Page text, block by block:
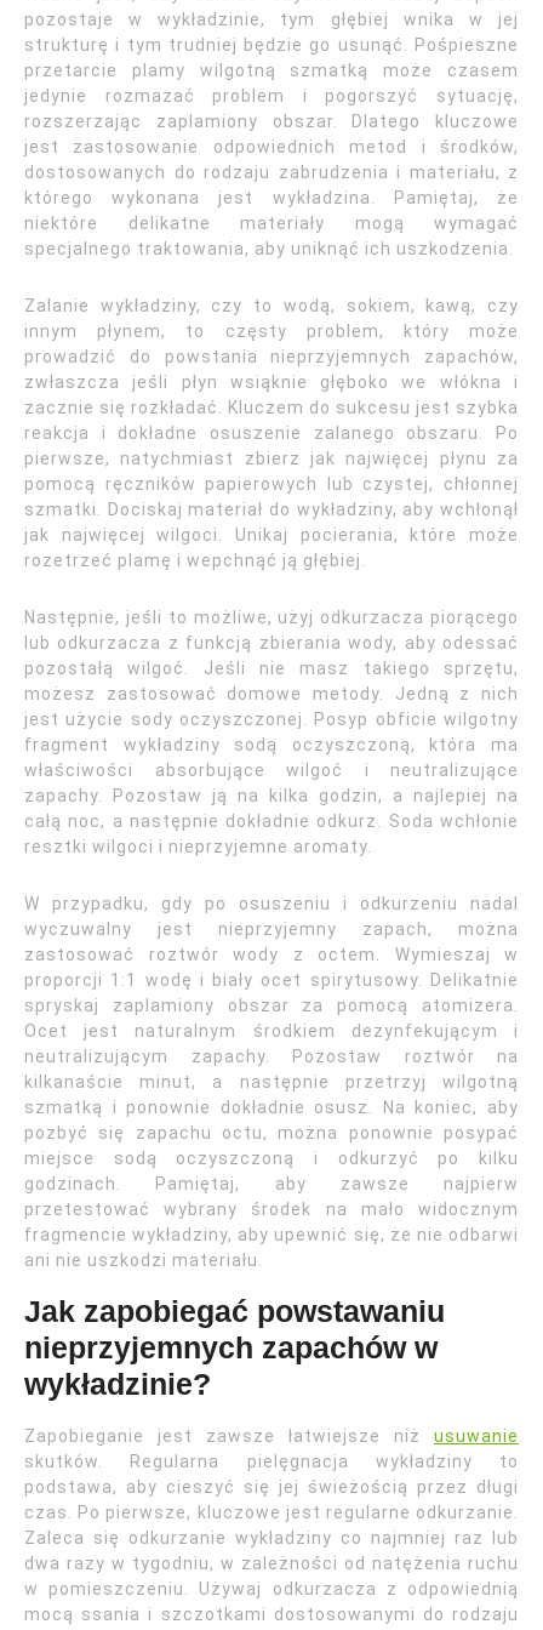
pozostaje w wykładzinie, tym głębiej wnika w jej
strukturę i tym trudniej będzie go usunąć. Pośpieszne
przetarcie plamy wilgotną szmatką może czasem
jedynie rozmazać problem i pogorszyć sytuację,
rozszerzając zaplamiony obszar. Dlatego kluczowe
jest zastosowanie odpowiednich metod i środków,
dostosowanych do rodzaju zabrudzenia i materiału, z
którego wykonana jest wykładzina. Pamiętaj, że
niektóre delikatne materiały mogą wymagać
specjalnego traktowania, aby uniknąć ich uszkodzenia.
Zalanie wykładziny, czy to wodą, sokiem, kawą, czy
innym płynem, to częsty problem, który może
prowadzić do powstania nieprzyjemnych zapachów,
zwłaszcza jeśli płyn wsiąknie głęboko we włókna i
zacznie się rozkładać. Kluczem do sukcesu jest szybka
reakcja i dokładne osuszenie zalanego obszaru. Po
pierwsze, natychmiast zbierz jak najwięcej płynu za
pomocą ręczników papierowych lub czystej, chłonnej
szmatki. Dociskaj materiał do wykładziny, aby wchłonął
jak najwięcej wilgoci. Unikaj pocierania, które może
rozetrzeć plamę i wepchnąć ją głębiej.
Następnie, jeśli to możliwe, użyj odkurzacza piorącego
lub odkurzacza z funkcją zbierania wody, aby odessać
pozostałą wilgoć. Jeśli nie masz takiego sprzętu,
możesz zastosować domowe metody. Jedną z nich
jest użycie sody oczyszczonej. Posyp obficie wilgotny
fragment wykładziny sodą oczyszczoną, która ma
właściwości absorbujące wilgoć i neutralizujące
zapachy. Pozostaw ją na kilka godzin, a najlepiej na
całą noc, a następnie dokładnie odkurz. Soda wchłonie
resztki wilgoci i nieprzyjemne aromaty.
W przypadku, gdy po osuszeniu i odkurzeniu nadal
wyczuwalny jest nieprzyjemny zapach, można
zastosować roztwór wody z octem. Wymieszaj w
proporcji 1:1 wodę i biały ocet spirytusowy. Delikatnie
spryskaj zaplamiony obszar za pomocą atomizera.
Ocet jest naturalnym środkiem dezynfekującym i
neutralizującym zapachy. Pozostaw roztwór na
kilkanaście minut, a następnie przetrzyj wilgotną
szmatką i ponownie dokładnie osusz. Na koniec, aby
pozbyć się zapachu octu, można ponownie posypać
miejsce sodą oczyszczoną i odkurzyć po kilku
godzinach. Pamiętaj, aby zawsze najpierw
przetestować wybrany środek na mało widocznym
fragmencie wykładziny, aby upewnić się, że nie odbarwi
ani nie uszkodzi materiału.
Jak zapobiegać powstawaniu
nieprzyjemnych zapachów w
wykładzinie?
Zapobieganie jest zawsze łatwiejsze niż usuwanie
skutków. Regularna pielęgnacja wykładziny to
podstawa, aby cieszyć się jej świeżością przez długi
czas. Po pierwsze, kluczowe jest regularne odkurzanie.
Zaleca się odkurzanie wykładziny co najmniej raz lub
dwa razy w tygodniu, w zależności od natężenia ruchu
w pomieszczeniu. Używaj odkurzacza z odpowiednią
mocą ssania i szczotkami dostosowanymi do rodzaju